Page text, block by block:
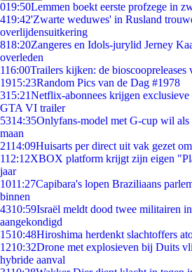
019:50Lemmen boekt eerste profzege in
419:42'Zwarte weduwes' in Rusland
overlijdensuitkering
818:20Zangeres en Idols-jurylid Jerney
overleden
116:00Trailers kijken: de bioscoopreleases
1915:23Random Pics van de Dag #1978
315:21Netflix-abonnees krijgen exclusieve
GTA VI trailer
5314:35Onlyfans-model met G-cup wil
maan
2114:09Huisarts per direct uit vak gezet
112:12XBOX platform krijgt zijn eigen
jaar
1011:27Capibara's lopen Braziliaans
binnen
4310:59Israël meldt dood twee militairen
aangekondigd
1510:48Hiroshima herdenkt slachtoffers
1210:32Drone met explosieven bij Duits
hybride aanval